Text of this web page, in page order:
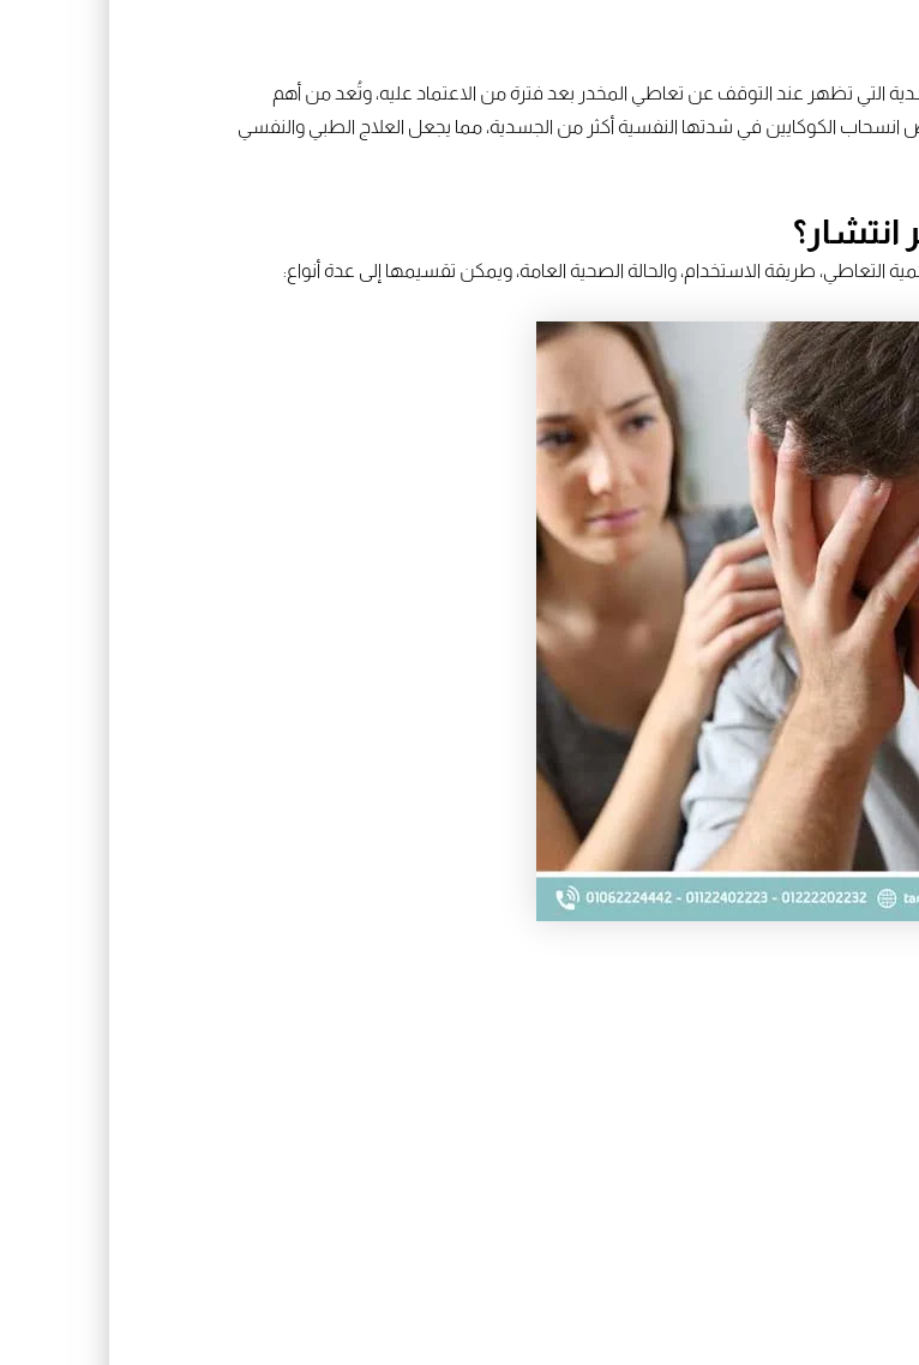
التي تظهر عند التوقف عن تعاطي المخدر بعد فترة من الاعتماد عليه، وتُعد من أهم
انسحاب الكوكايين في شدتها النفسية أكثر من الجسدية، مما يجعل العلاج الطبي والنفسي
انتشار؟
طريقة الاستخدام، والحالة الصحية العامة، ويمكن تقسيمها إلى عدة أنواع: